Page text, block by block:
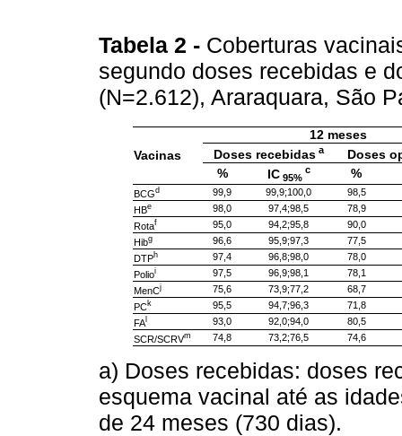
Tabela 2 - Coberturas
segundo doses recebidas e
(N=2.612), Araraquara, São
Vacinas
12 meses
Doses recebidas a
Doses
%
IC 95%
c %
BCGd 99,9 99,9;100,0
98,5
HBe 98,0 97,4;98,5
78,9
Rotaf 95,0 94,2;95,8
90,0
Hibg 96,6 95,9;97,3
77,5
DTPh 97,4 96,8;98,0
78,0
Polioi 97,5 96,9;98,1
78,1
MenCj 75,6 73,9;77,2
68,7
PCk 95,5 94,7;96,3
71,8
FA
93,0 92,0;94,0
80,5
SCR/SCRVm 74,8 73,2;76,5 74,6
a) Doses recebidas: doses
esquema vacinal até as
de 24 meses (730 dias).